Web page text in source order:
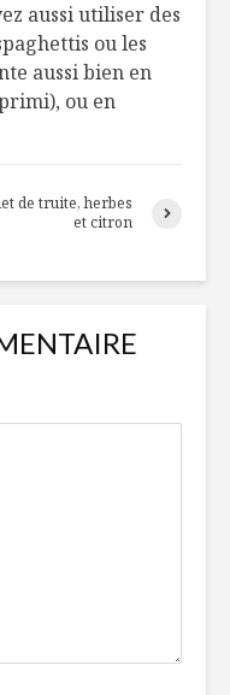
aussi utiliser des
ou les
aussi bien en
ou en
de truite, herbes
et citron